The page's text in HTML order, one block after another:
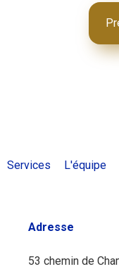
Services L'équipe
Adresse
53 chemin de